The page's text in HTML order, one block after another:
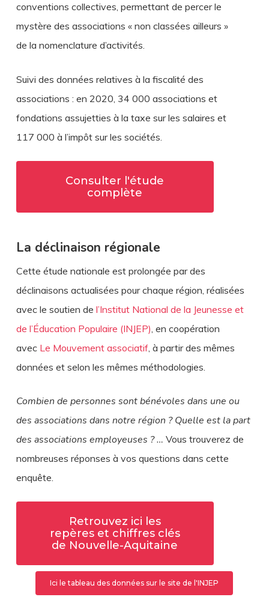
conventions collectives, permettant de percer le
mystère des associations « non classées ailleurs »
dela nomenclature d’activités.
Suivi des données relatives àla fiscalité des
associations : en 2020, 34 000 associations et
fondations assujetties àla taxe sur les salaires et
117 000 à l’impôt sur les sociétés.
Consulter l'étude
complète
La déclinaison régionale
Cette étude nationale est prolongée par des
déclinaisons actualisées pour chaque région, réalisées
avec le soutien de l’Institut National de la Jeunesse et
de l’Éducation Populaire (INJEP), en coopération
avec Le Mouvement associatif, à partir des mêmes
données et selon les mêmes méthodologies.
Combien de personnes sont bénévoles dans une ou
des associations dans notre région ? Quelle est la part
des associations employeuses ? … Vous trouverez de
nombreuses réponses à vos questions dans cette
enquête.
Retrouvez ici les
repères et chiffres clés
de Nouvelle-Aquitaine
Ici le tableau des données sur le site de l'INJEP